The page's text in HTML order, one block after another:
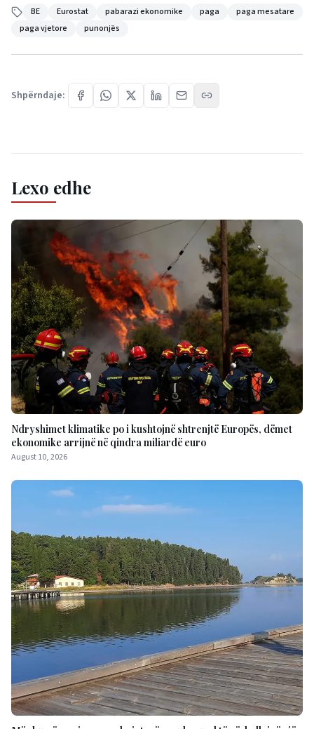
BE Eurostat pabarazi ekonomike paga
paga mesatare
paga vjetore
punonjës
Shpërndaje:
Lexo edhe
Ndryshimet klimatike po i kushtojnë shtrenjtë Europës, dëmet
ekonomike arrijnë në qindra miliardë euro
August 10, 2026